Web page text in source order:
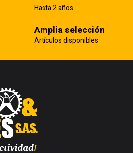
Hasta 2 años
Amplia selección
Artículos disponibles